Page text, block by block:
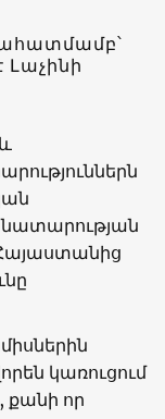
Լաչինի
կառուցում
քանի որ